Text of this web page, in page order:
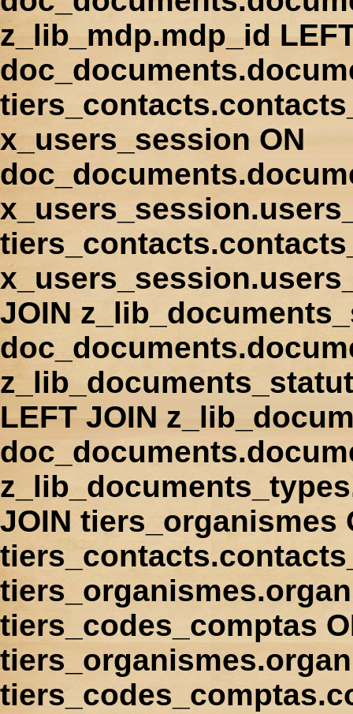
z_lib_mdp.mdp_id
x_users_session ON
JOIN
LEFT JOIN
JOIN tiers_organismes
tiers_codes_comptas